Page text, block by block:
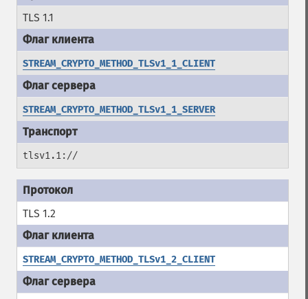
TLS 1.1
STREAM_CRYPTO_METHOD_TLSv1_1_CLIENT
STREAM_CRYPTO_METHOD_TLSv1_1_SERVER
tlsv1.1://
TLS 1.2
STREAM_CRYPTO_METHOD_TLSv1_2_CLIENT